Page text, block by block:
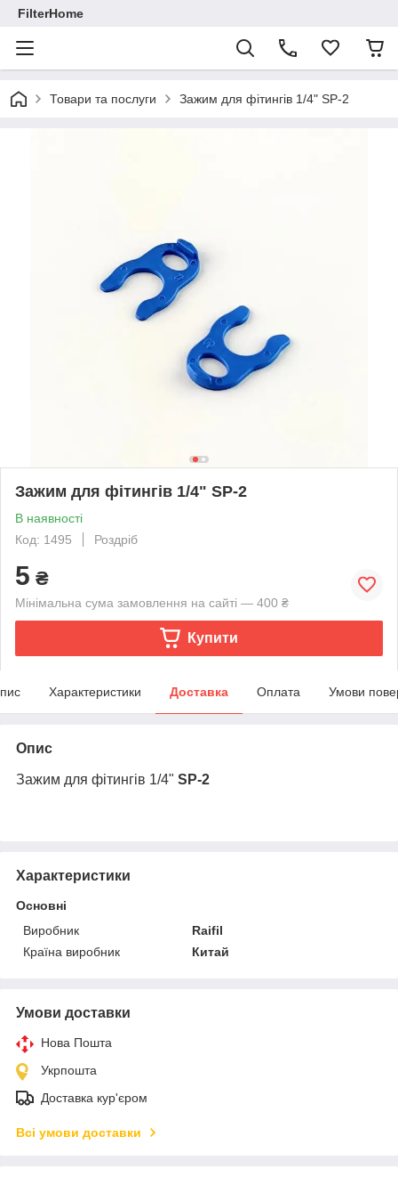
FilterHome
Товари та послуги Зажим для фітингів 1/4" SP-2
Зажим для фітингів 1/4" SP-2
В наявності
Код: 1495
Роздріб
5 ₴
Мінімальна сума замовлення на сайті — 400 ₴
Купити
Характеристики Доставка Оплата Умови
Опис
Зажим для фітингів 1/4" SP-2
Характеристики
Основні
Виробник
Raifil
Країна виробник
Китай
Умови доставки
Нова Пошта
Укрпошта
Доставка кур'єром
Всі умови доставки